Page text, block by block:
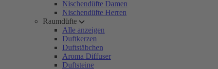
Nischendüfte Damen
Nischendüfte Herren
Raumdüfte
Alle anzeigen
Duftkerzen
Duftstäbchen
Aroma Diffuser
Duftsteine